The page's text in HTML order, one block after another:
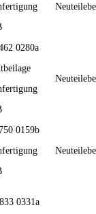
0280a
0159b
0331a